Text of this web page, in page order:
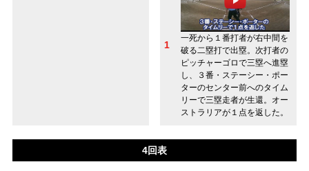
一死から１番打者が右中間を
破る二塁打で出塁。次打者の
ピッチャーゴロで三塁へ進塁
し、３番・ステーシー・ポー
ターのセンター前へのタイム
リーで三塁走者が生還。オー
ストラリアが１点を返した。
1
4回表